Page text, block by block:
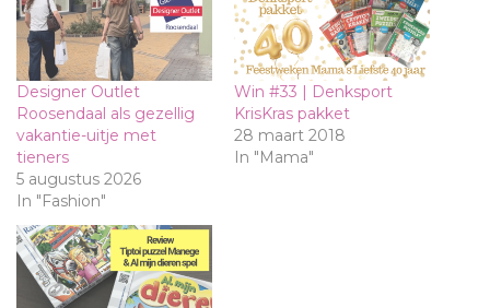
Designer Outlet
Roosendaal als gezellig
vakantie-uitje met
tieners
5 augustus 2026
In "Fashion"
Win #33 | Denksport
KrisKras pakket
28 maart 2018
In "Mama"